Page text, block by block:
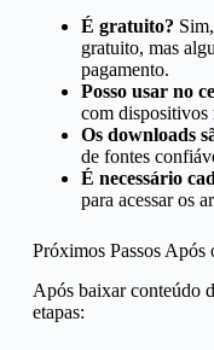
É gratuito?
gratuito, mas
pagamento.
Posso usar no
com dispositivos
Os downloads
de fontes
É necessário
para acessar os
Próximos Passos
Após baixar conteúdo
etapas: